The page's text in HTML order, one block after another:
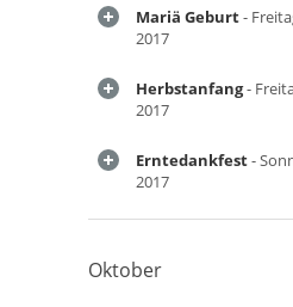
Mariä Geburt-
2017
Herbstanfang-
2017
Erntedankfest-
2017
Oktober